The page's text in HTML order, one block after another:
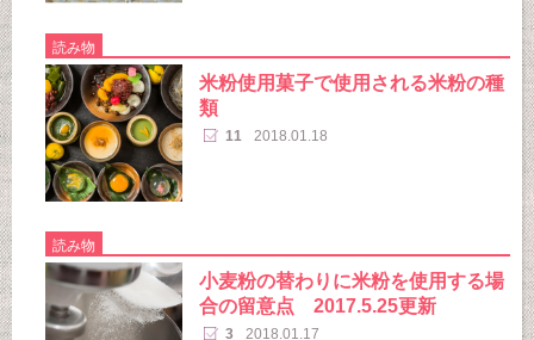
読み物
米粉使用菓子で使用される米粉の種
類
11 2018.01.18
読み物
小麦粉の替わりに米粉を使用する場
合の留意点 2017.5.25更新
3 2018.01.17